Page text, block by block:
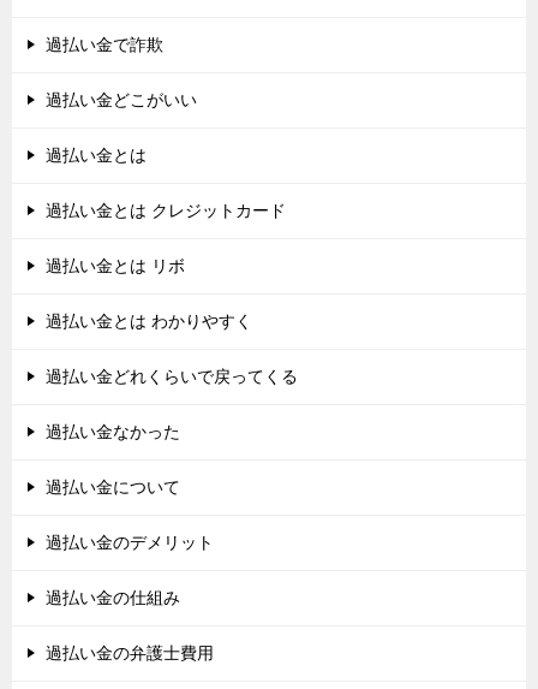
過払い金で詐欺
過払い金どこがいい
過払い金とは
過払い金とは クレジットカード
過払い金とは リボ
過払い金とは わかりやすく
過払い金どれくらいで戻ってくる
過払い金なかった
過払い金について
過払い金のデメリット
過払い金の仕組み
過払い金の弁護士費用